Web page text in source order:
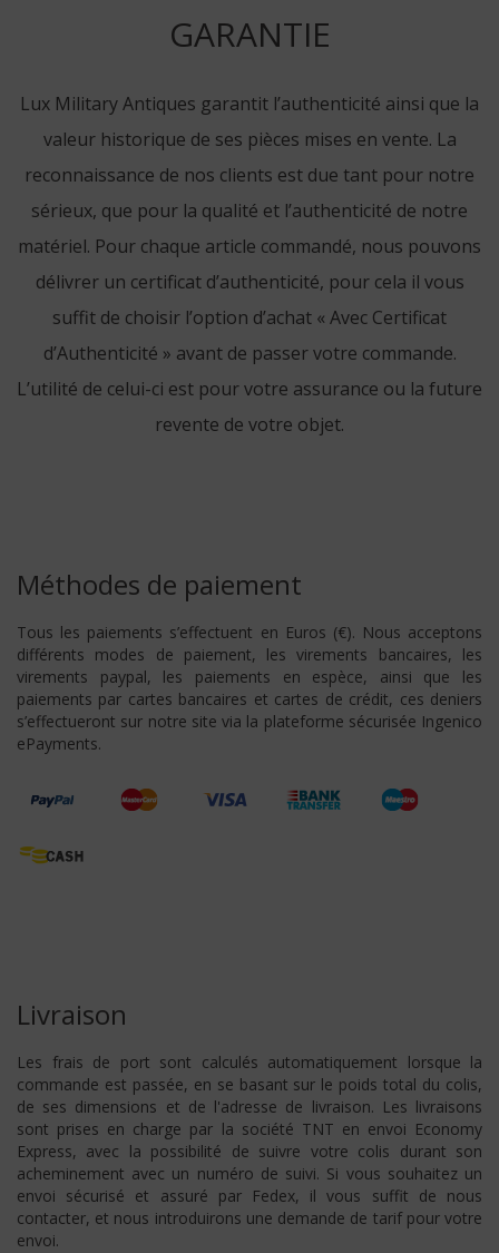
GARANTIE
Lux Military Antiques garantit l’authenticité ainsi que la
valeur historique de ses pièces mises en vente. La
reconnaissance de nos clients est due tant pour notre
sérieux, que pour la qualité et l’authenticité de notre
matériel. Pour chaque article commandé, nous pouvons
délivrer un certificat d’authenticité, pour cela il vous
suffit de choisir l’option d’achat « Avec Certificat
d’Authenticité » avant de passer votre commande.
L’utilité de celui-ci est pour votre assurance ou la future
revente de votre objet.
Méthodes de paiement
Tous les paiements s’effectuent en Euros (€). Nous acceptons
différents modes de paiement, les virements bancaires, les
virements paypal, les paiements en espèce, ainsi que les
paiements par cartes bancaires et cartes de crédit, ces deniers
s’effectueront sur notre site via la plateforme sécurisée Ingenico
ePayments.
Livraison
Les frais de port sont calculés automatiquement lorsque la
commande est passée, en se basant sur le poids total du colis,
de ses dimensions et de l'adresse de livraison. Les livraisons
sont prises en charge par la société TNT en envoi Economy
Express, avec la possibilité de suivre votre colis durant son
acheminement avec un numéro de suivi. Si vous souhaitez un
envoi sécurisé et assuré par Fedex, il vous suffit de nous
contacter, et nous introduirons une demande de tarif pour votre
envoi.